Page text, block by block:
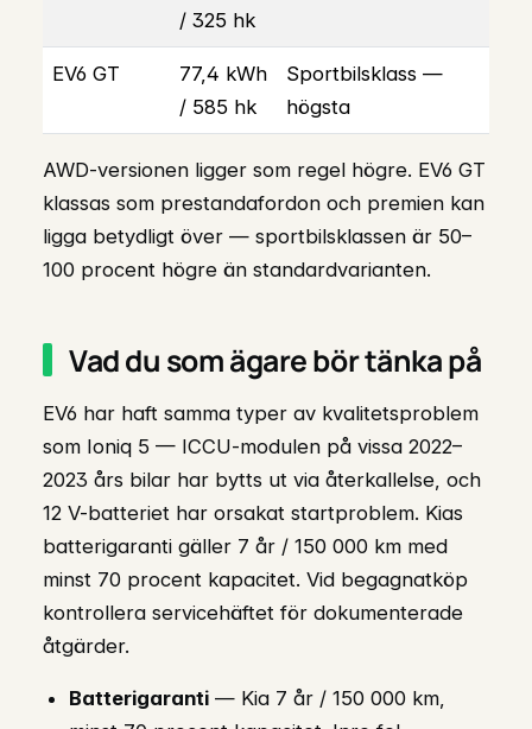
/ 325 hk
EV6 GT
77,4 kWh
/ 585 hk
Sportbilsklass —
högsta
AWD-versionen ligger som regel högre. EV6 GT
klassas som prestandafordon och premien kan
ligga betydligt över — sportbilsklassen är 50–
100 procent högre än standardvarianten.
Vad du som ägare bör tänka på
EV6 har haft samma typer av kvalitetsproblem
som Ioniq 5 — ICCU-modulen på vissa 2022–
2023 års bilar har bytts ut via återkallelse, och
12 V-batteriet har orsakat startproblem. Kias
batterigaranti gäller 7 år / 150 000 km med
minst 70 procent kapacitet. Vid begagnatköp
kontrollera servicehäftet för dokumenterade
åtgärder.
Batterigaranti — Kia 7 år / 150 000 km,